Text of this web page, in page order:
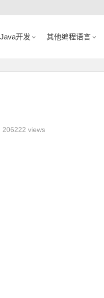
Java开发 其他编程语言
206222 views